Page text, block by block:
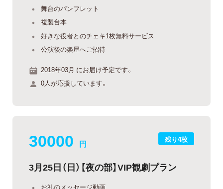
舞台のパンフレット
複製台本
好きな役者とのチェキ1枚無料サービス
公演後の楽屋へご招待
2018年03月 にお届け予定です。
0人が応援しています。
残り4枚
30000 円
3月25日（日）【夜の部】VIP観劇プラン
お礼のメッセージ動画